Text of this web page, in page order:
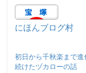
にほんブログ村
初日から千秋楽まで進
続けたヅカローの話